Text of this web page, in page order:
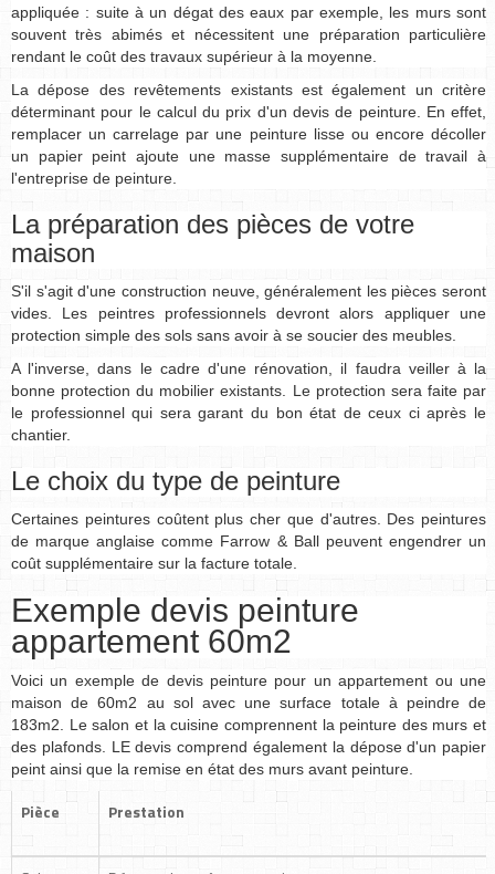
appliquée : suite à un dégat des eaux par exemple, les murs sont
souvent très abimés et nécessitent une préparation particulière
rendant le coût des travaux supérieur à la moyenne.
La dépose des revêtements existants est également un critère
déterminant pour le calcul du prix d'un devis de peinture. En effet,
remplacer un carrelage par une peinture lisse ou encore décoller
un papier peint ajoute une masse supplémentaire de travail à
l'entreprise de peinture.
La préparation des pièces de votre
maison
S'il s'agit d'une construction neuve, généralement les pièces seront
vides. Les peintres professionnels devront alors appliquer une
protection simple des sols sans avoir à se soucier des meubles.
A l'inverse, dans le cadre d'une rénovation, il faudra veiller à la
bonne protection du mobilier existants. Le protection sera faite par
le professionnel qui sera garant du bon état de ceux ci après le
chantier.
Le choix du type de peinture
Certaines peintures coûtent plus cher que d'autres. Des peintures
de marque anglaise comme Farrow & Ball peuvent engendrer un
coût supplémentaire sur la facture totale.
Exemple devis peinture
appartement 60m2
Voici un exemple de devis peinture pour un appartement ou une
maison de 60m2 au sol avec une surface totale à peindre de
183m2. Le salon et la cuisine comprennent la peinture des murs et
des plafonds. LE devis comprend également la dépose d'un papier
peint ainsi que la remise en état des murs avant peinture.
Pièce Prestation